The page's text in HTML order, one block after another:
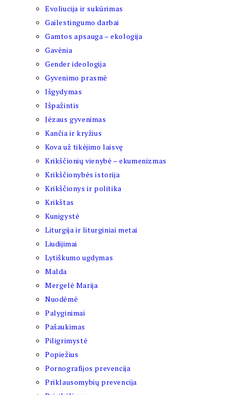
Evoliucija ir sukūrimas
Gailestingumo darbai
Gamtos apsauga – ekologija
Gavėnia
Gender ideologija
Gyvenimo prasmė
Išgydymas
Išpažintis
Jėzaus gyvenimas
Kančia ir kryžius
Kova už tikėjimo laisvę
Krikščionių vienybė – ekumenizmas
Krikščionybės istorija
Krikščionys ir politika
Krikštas
Kunigystė
Liturgija ir liturginiai metai
Liudijimai
Lytiškumo ugdymas
Malda
Mergelė Marija
Nuodėmė
Palyginimai
Pašaukimas
Piligrimystė
Popiežius
Pornografijos prevencija
Priklausomybių prevencija